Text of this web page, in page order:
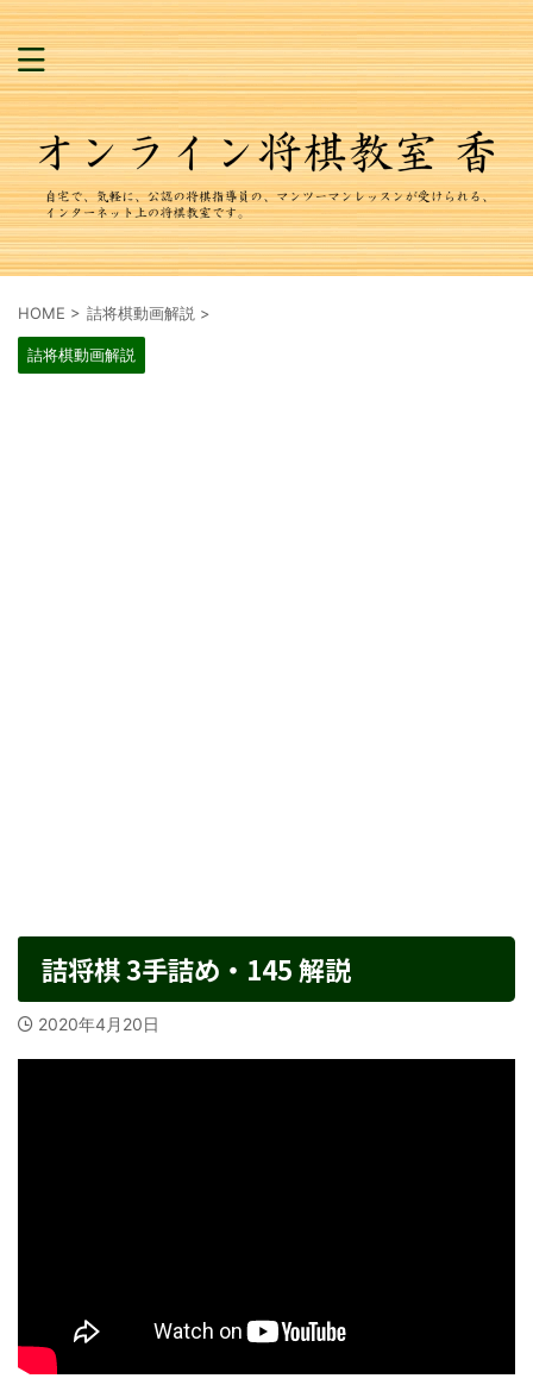
HOME > 詰将棋動画解説 >
詰将棋動画解説
詰将棋 3手詰め・145 解説
2020年4月20日